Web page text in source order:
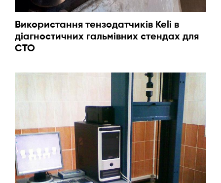
Використання тензодатчиків Keli в
діагностичних гальмівних стендах для
СТО